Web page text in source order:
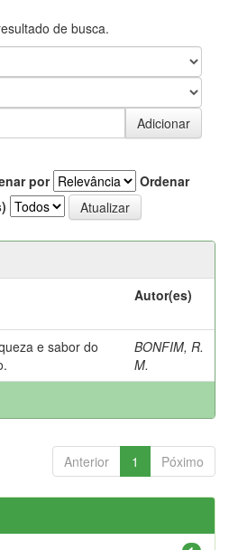
de busca.
por
Ordenar
Autor(es)
e sabor do
BONFIM, R.
M.
Anterior 1 Póximo